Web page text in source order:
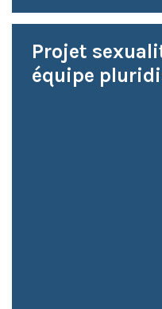
Projet
équipe